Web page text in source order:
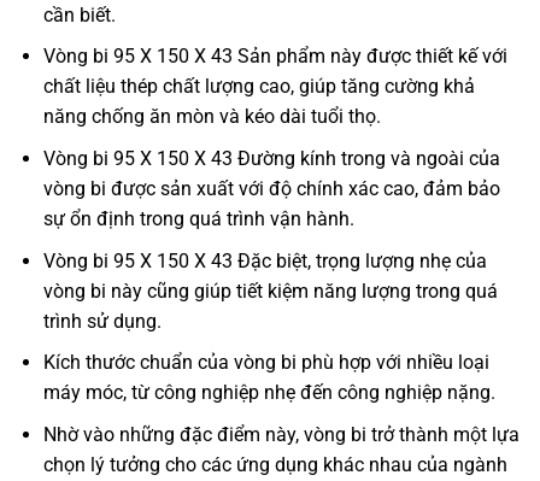
cần biết.
Vòng bi 95 X 150 X 43 Sản phẩm này được thiết kế với
chất liệu thép chất lượng cao, giúp tăng cường khả
năng chống ăn mòn và kéo dài tuổi thọ.
Vòng bi 95 X 150 X 43 Đường kính trong và ngoài của
vòng bi được sản xuất với độ chính xác cao, đảm bảo
sự ổn định trong quá trình vận hành.
Vòng bi 95 X 150 X 43 Đặc biệt, trọng lượng nhẹ của
vòng bi này cũng giúp tiết kiệm năng lượng trong quá
trình sử dụng.
Kích thước chuẩn của vòng bi phù hợp với nhiều loại
máy móc, từ công nghiệp nhẹ đến công nghiệp nặng.
Nhờ vào những đặc điểm này, vòng bi trở thành một lựa
chọn lý tưởng cho các ứng dụng khác nhau của ngành